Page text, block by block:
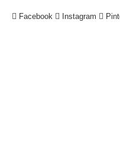
Facebook Instagram